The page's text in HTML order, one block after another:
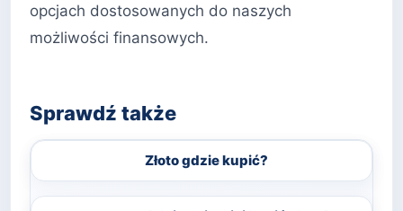
opcjach dostosowanych do naszych
możliwości finansowych.
Sprawdź także
Złoto gdzie kupić?